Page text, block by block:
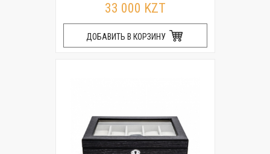
33 000 KZT
ДОБАВИТЬ В КОРЗИНУ